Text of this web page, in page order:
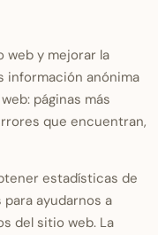
web y mejorar la
información anónima
páginas más
que encuentran,
estadísticas de
ayudarnos a
del sitio web. La